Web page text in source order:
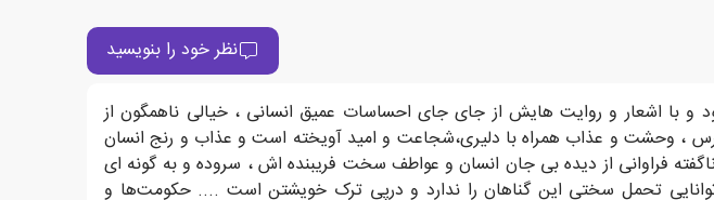
نظر خود را بنویسید
و با اشعار و روایت هایش از جای جای احساسات عمیق انسانی ، خیالی ناهمگون از
، وحشت و عذاب همراه با دلیری،شجاعت و امید آویخته است و عذاب و رنج انسان
فراوانی از دیده بی جان انسان و عواطف سخت فریبنده اش ، سروده و به گونه ای
تحمل سختی این گناهان را ندارد و درپی ترک خویشتن است .... حکومت‌ها و